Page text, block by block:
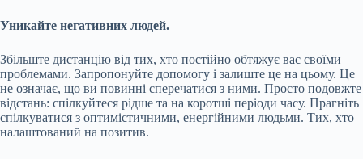
Уникайте негативних людей.
Збільште дистанцію від тих, хто постійно обтяжує вас своїми
проблемами. Запропонуйте допомогу і залиште це на цьому. Це
не означає, що ви повинні сперечатися з ними. Просто подовжте
відстань: спілкуйтеся рідше та на коротші періоди часу. Прагніть
спілкуватися з оптимістичними, енергійними людьми. Тих, хто
налаштований на позитив.